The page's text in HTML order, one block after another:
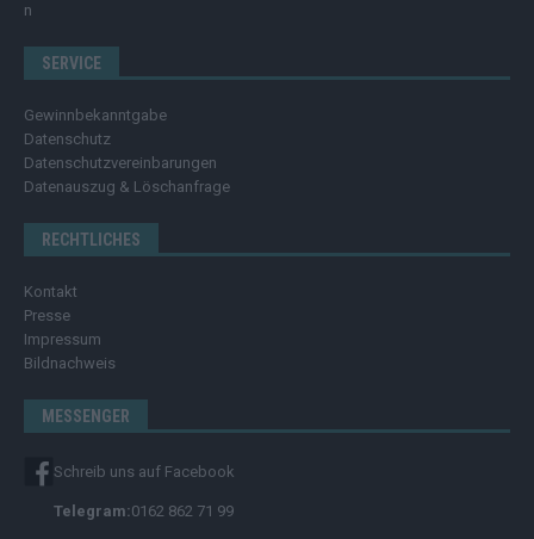
SERVICE
Gewinnbekanntgabe
Datenschutz
Datenschutzvereinbarungen
Datenauszug & Löschanfrage
RECHTLICHES
Kontakt
Presse
Impressum
Bildnachweis
MESSENGER
Schreib uns auf Facebook
Telegram:0162 862 71 99